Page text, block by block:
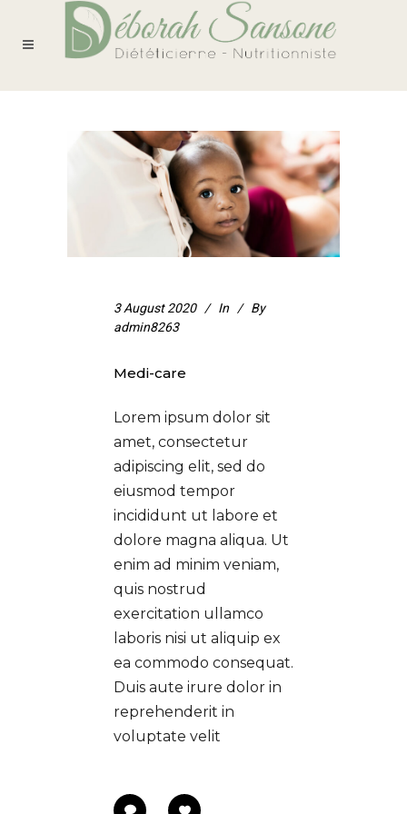
3 August 2020 In
By
admin8263
Medi-care
Lorem ipsum dolor sit
amet, consectetur
adipiscing elit, sed do
eiusmod tempor
incididunt ut labore et
dolore magna aliqua. Ut
enim ad minim veniam,
quis nostrud
exercitation ullamco
laboris nisi ut aliquip ex
ea commodo consequat.
Duis aute irure dolor in
reprehenderit in
voluptate velit